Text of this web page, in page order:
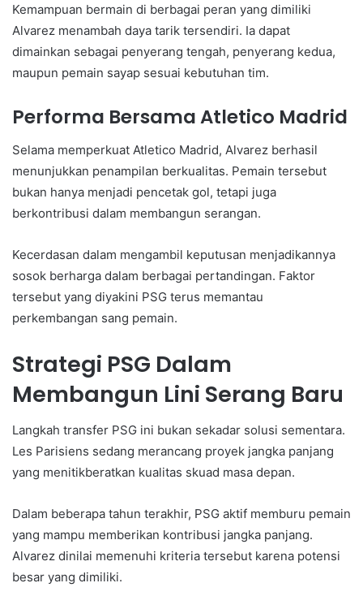
Kemampuan bermain di berbagai peran yang dimiliki
Alvarez menambah daya tarik tersendiri. Ia dapat
dimainkan sebagai penyerang tengah, penyerang kedua,
maupun pemain sayap sesuai kebutuhan tim.
Performa Bersama Atletico Madrid
Selama memperkuat Atletico Madrid, Alvarez berhasil
menunjukkan penampilan berkualitas. Pemain tersebut
bukan hanya menjadi pencetak gol, tetapi juga
berkontribusi dalam membangun serangan.
Kecerdasan dalam mengambil keputusan menjadikannya
sosok berharga dalam berbagai pertandingan. Faktor
tersebut yang diyakini PSG terus memantau
perkembangan sang pemain.
Strategi PSG Dalam
Membangun Lini Serang Baru
Langkah transfer PSG ini bukan sekadar solusi sementara.
Les Parisiens sedang merancang proyek jangka panjang
yang menitikberatkan kualitas skuad masa depan.
Dalam beberapa tahun terakhir, PSG aktif memburu pemain
yang mampu memberikan kontribusi jangka panjang.
Alvarez dinilai memenuhi kriteria tersebut karena potensi
besar yang dimiliki.